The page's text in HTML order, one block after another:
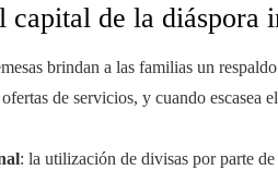
capital de la diáspora
brindan a las familias un
de servicios, y cuando escasea
: la utilización de divisas por parte